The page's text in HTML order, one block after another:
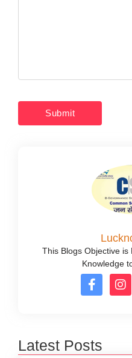
This Blogs Objective is
Knowledge
Latest Posts